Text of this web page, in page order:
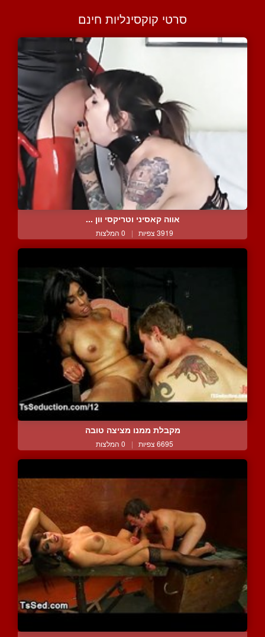
סרטי קוקסינליות חינם
אווה קאסיני וטריקסי וון ...
3919 צפיות | 0 המלצות
מקבלת ממנו מציצה טובה
6695 צפיות | 0 המלצות